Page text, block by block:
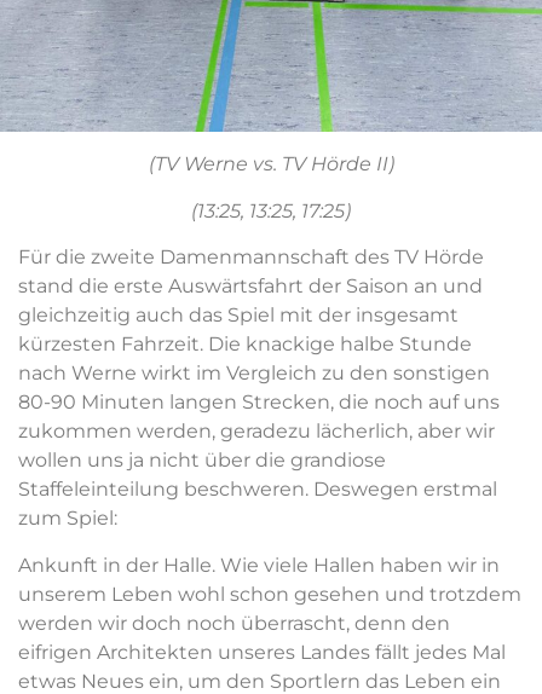
(TV Werne vs. TV Hörde II)
(13:25, 13:25, 17:25)
Für die zweite Damenmannschaft des TV Hörde
stand die erste Auswärtsfahrt der Saison an und
gleichzeitig auch das Spiel mit der insgesamt
kürzesten Fahrzeit. Die knackige halbe Stunde
nach Werne wirkt im Vergleich zu den sonstigen
80-90 Minuten langen Strecken, die noch auf uns
zukommen werden, geradezu lächerlich, aber wir
wollen uns ja nicht über die grandiose
Staffeleinteilung beschweren. Deswegen erstmal
zum Spiel:
Ankunft in der Halle. Wie viele Hallen haben wir in
unserem Leben wohl schon gesehen und trotzdem
werden wir doch noch überrascht, denn den
eifrigen Architekten unseres Landes fällt jedes Mal
etwas Neues ein, um den Sportlern das Leben ein